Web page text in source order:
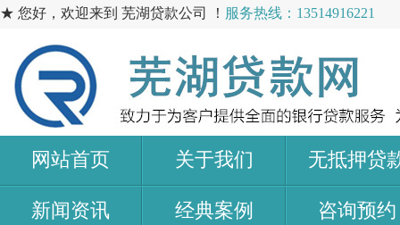
★ 您好，欢迎来到 芜湖贷款公司 ！ 服务热线：13514916221
网站首页 关于我们 无抵押贷
新闻资讯 经典案例 咨询预约